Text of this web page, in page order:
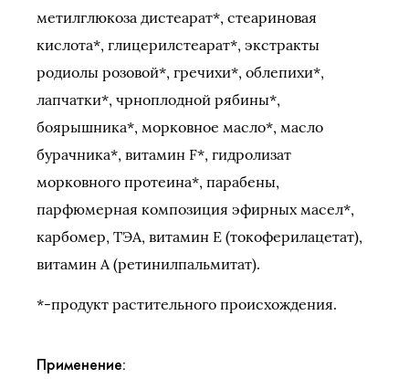
метилглюкоза дистеарат*, стеариновая
кислота*, глицерилстеарат*, экстракты
родиолы розовой*, гречихи*, облепихи*,
лапчатки*, чрноплодной рябины*,
боярышника*, морковное масло*, масло
бурачника*, витамин F*, гидролизат
морковного протеина*, парабены,
парфюмерная композиция эфирных масел*,
карбомер, ТЭА, витамин Е (токоферилацетат),
витамин А (ретинилпальмитат).
*-продукт растительного происхождения.
Применение: